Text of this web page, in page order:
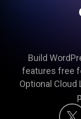
Build
features free
Optional Cloud